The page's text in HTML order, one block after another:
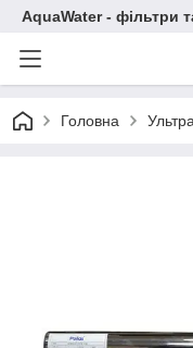
AquaWater - фільтри
Головна